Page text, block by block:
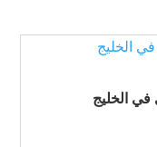
في الخليج